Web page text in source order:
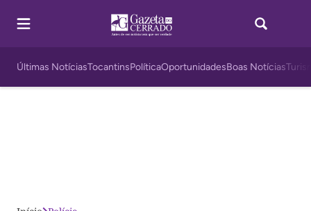
Últimas NotíciasTocantinsPolíticaOportunidadesBoas Notícias